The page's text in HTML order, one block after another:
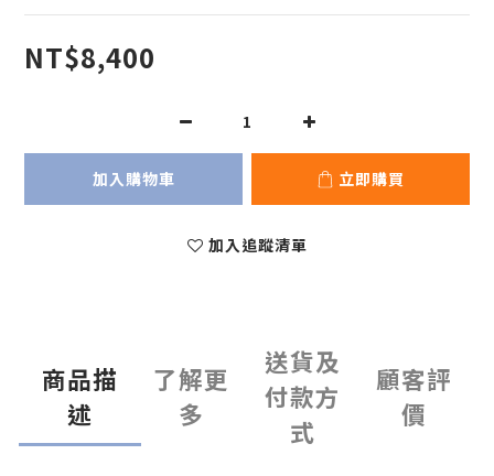
NT$8,400
加入購物車 立即購買
加入追蹤清單
商品描
述
了解更
多
送貨及
付款方
式
顧客評
價